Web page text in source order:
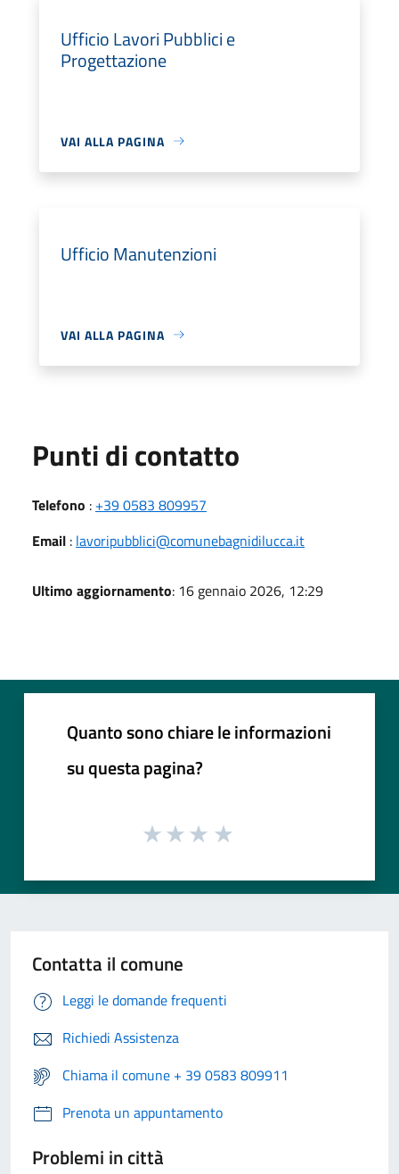
Ufficio Lavori Pubblici e
Progettazione
VAI ALLA PAGINA
Ufficio Manutenzioni
VAI ALLA PAGINA
Punti di contatto
Telefono : +39 0583 809957
Email : lavoripubblici@comunebagnidilucca.it
Ultimo aggiornamento: 16 gennaio 2026, 12:29
Quanto sono chiare le informazioni
su questa pagina?
Contatta il comune
Leggi le domande frequenti
Richiedi Assistenza
Chiama il comune + 39 0583 809911
Prenota un appuntamento
Problemi in città